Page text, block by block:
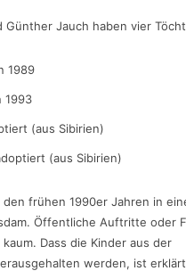
Günther Jauch haben vier
1989
1993
(aus Sibirien)
(aus Sibirien)
frühen 1990er Jahren in
Öffentliche Auftritte oder
Dass die Kinder aus der
werden, ist